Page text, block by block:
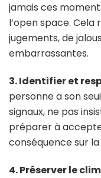
jamais ces
l’open space.
jugements, de
embarrassantes.
3. Identifier et
personne a son
signaux, ne pas
préparer à
conséquence sur
4. Préserver le